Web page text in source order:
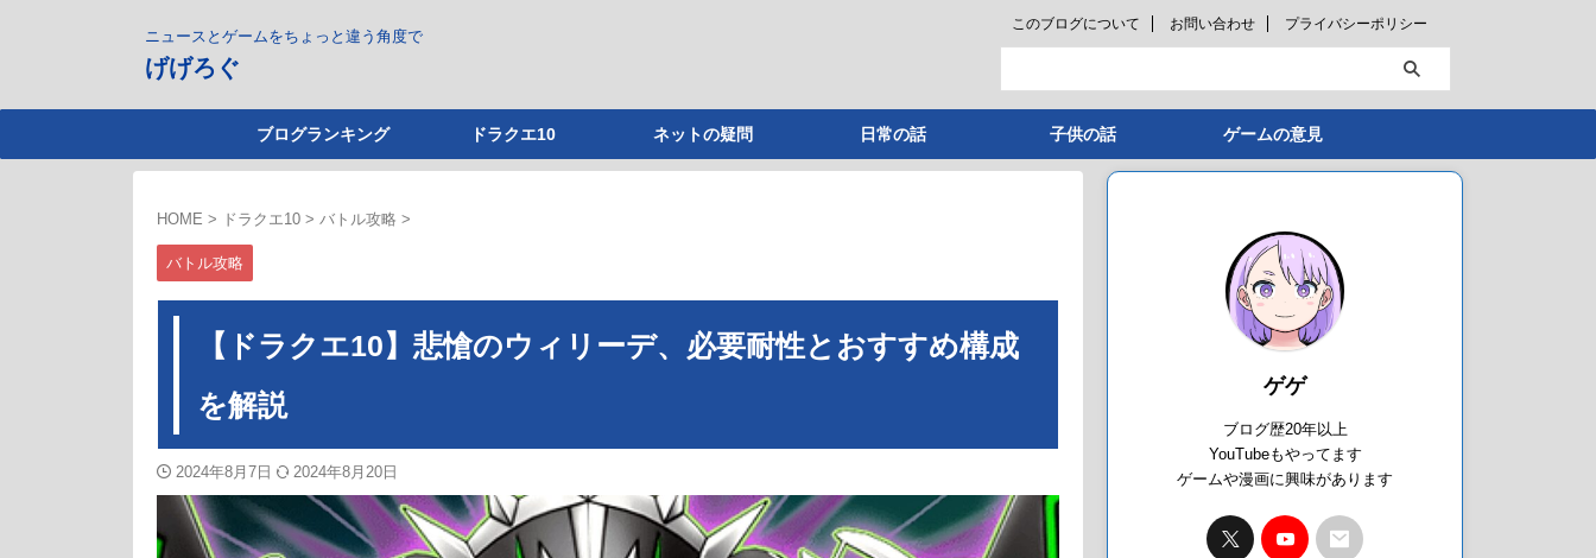
ニュースとゲームをちょっと違う角度で
げげろぐ
このブログについて お問い合わせ プライバシーポリシー
ブログランキング ドラクエ10 ネットの疑問 日常の話 子供の話 ゲームの意見
HOME > ドラクエ10 > バトル攻略 >
バトル攻略
【ドラクエ10】悲愴のウィリーデ、必要耐性とおすすめ構成
を解説
2024年8月7日 2024年8月20日
ゲゲ
ブログ歴20年以上
YouTubeもやってます
ゲームや漫画に興味があります